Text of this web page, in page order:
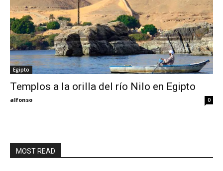
Thru
My
Egipto
Templos a la orilla del río Nilo en Egipto
alfonso 0
MOST READ